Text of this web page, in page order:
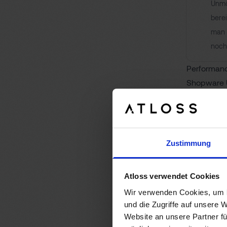
Zustimmung
Atloss verwendet Cookies
Wir verwenden Cookies,
und die Zugriffe auf unsere
Website an unsere Partner
man
Shopware
puncto
Caching-
und deine